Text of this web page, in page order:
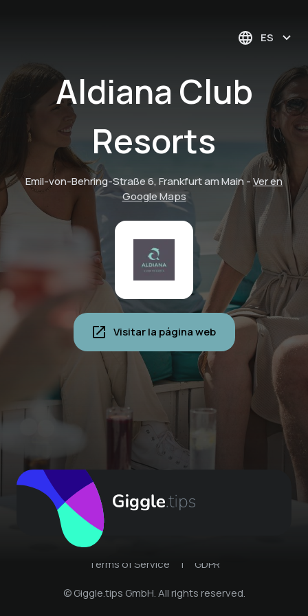
ES
Aldiana Club
Resorts
Emil-von-Behring-Straße 6, Frankfurt am Main-Ver en
Google Maps
Visitar la página web
Terms of Service |
GDPR
© Giggle.tips GmbH. All rights reserved.